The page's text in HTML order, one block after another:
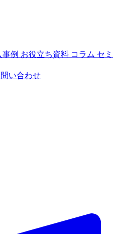
事例 お役立ち資料 コラム セミ
い合わせ